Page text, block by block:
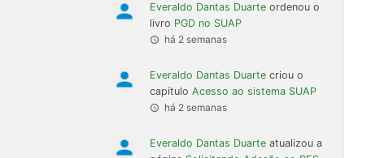
Everaldo Dantas Duarte ordenou o
livro PGD no SUAP
há 2 semanas
Everaldo Dantas Duarte criou o
capítulo Acesso ao sistema SUAP
há 2 semanas
Everaldo Dantas Duarte atualizou a